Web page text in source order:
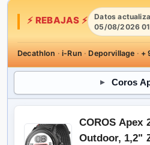
⚡ REBAJAS ⚡
Datos
05/08/2026
Decathlon ·i-Run ·Deporvillage · +
Coros
COROS Apex
Outdoor, 1,2"